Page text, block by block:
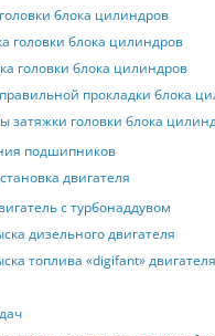
блока цилиндров
головки блока цилиндров
головки блока цилиндров
прокладки блока
затяжки головки блока
подшипников
двигателя
с турбонаддувом
дизельного двигателя
топлива «digifant» двигателя